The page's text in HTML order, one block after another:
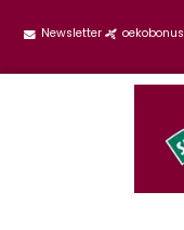
Newsletter oekobonus